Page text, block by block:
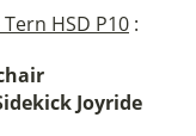
HSD P10 :
Joyride